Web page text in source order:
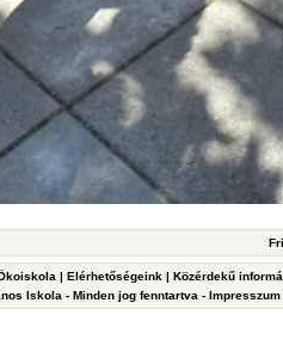
| Elérhetőségeink | Közérdekű
Iskola - Minden jog fenntartva - Impresszum